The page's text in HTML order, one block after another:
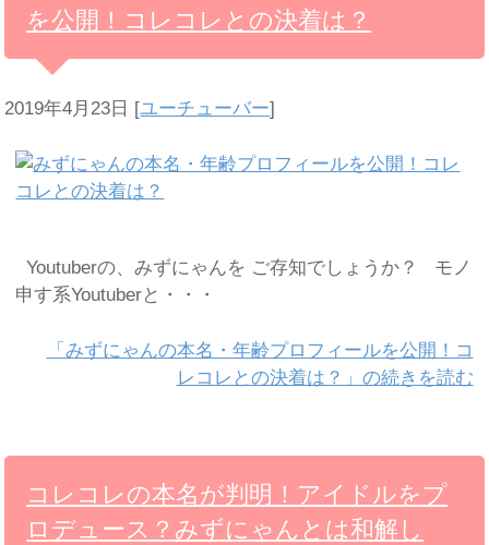
を公開！コレコレとの決着は？
2019年4月23日 [ユーチューバー]
Youtuberの、みずにゃんを ご存知でしょうか？ モノ
申す系Youtuberと・・・
「みずにゃんの本名・年齢プロフィールを公開！コ
レコレとの決着は？」の続きを読む
コレコレの本名が判明！アイドルをプ
ロデュース？みずにゃんとは和解し